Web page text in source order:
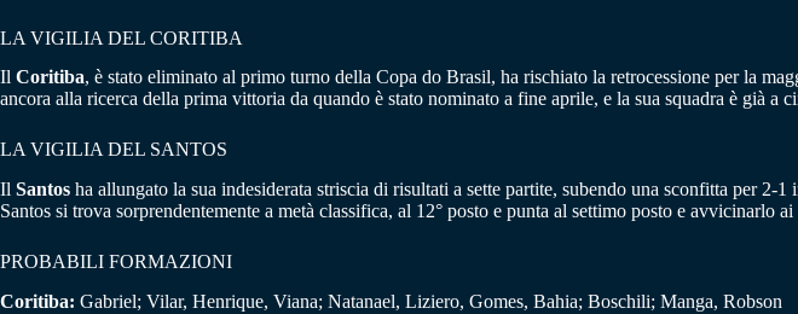
LA VIGILIA DEL CORITIBA
Il Coritiba, è stato eliminato al primo turno della Copa do Brasil, ha rischiato la retrocessione per la
ancora alla ricerca della prima vittoria da quando è stato nominato a fine aprile, e la sua squadra è già a
LA VIGILIA DEL SANTOS
Il Santos ha allungato la sua indesiderata striscia di risultati a sette partite, subendo una sconfitta per
Santos si trova sorprendentemente a metà classifica, al 12° posto e punta al settimo posto e avvicinarlo
PROBABILI FORMAZIONI
Coritiba: Gabriel; Vilar, Henrique, Viana; Natanael, Liziero, Gomes, Bahia; Boschili; Manga, Robson